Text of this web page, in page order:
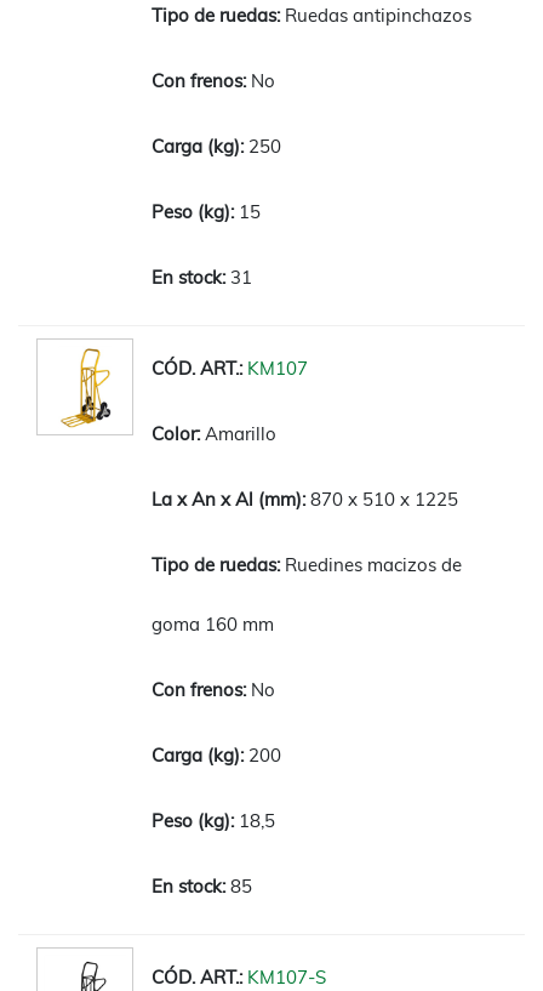
Ruedas antipinchazos
No
250
15
31
KM107
Amarillo
870 x 510 x 1225
Ruedines macizos de
goma 160 mm
No
200
18,5
85
KM107-S